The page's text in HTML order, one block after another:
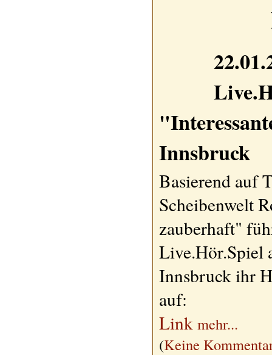
Innsbruck
Basierend auf
Scheibenwelt
zauberhaft"
Live.Hör.Spiel
Innsbruck ihr
auf:
Link mehr...
(Keine